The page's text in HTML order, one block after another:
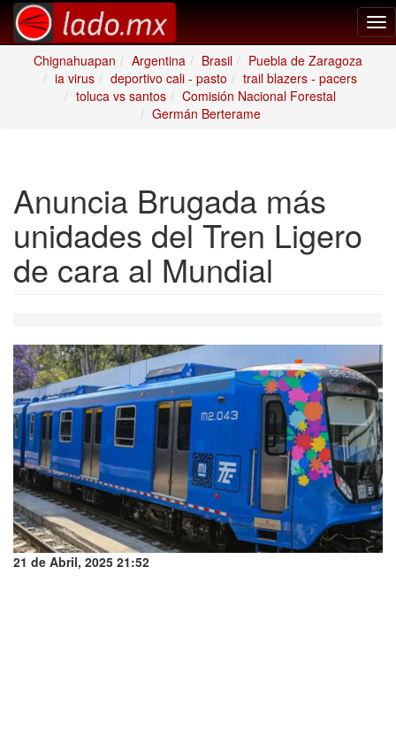
Chignahuapan
Argentina Brasil
Puebla de Zaragoza
ia virus
deportivo cali - pasto
trail blazers - pacers
toluca vs santos
Comisión Nacional Forestal
Germán Berterame
Anuncia Brugada más
unidades del Tren Ligero
de cara al Mundial
21 de Abril, 2025 21:52